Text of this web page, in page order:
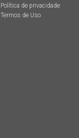
Política de privacidade
Termos de Uso